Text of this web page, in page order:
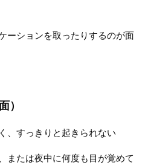
ーションを取ったりするのが面
）
、すっきりと起きられない
または夜中に何度も目が覚めて